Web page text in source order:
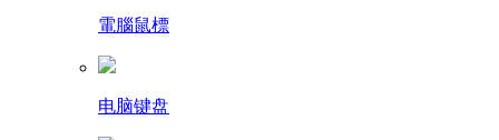
電腦鼠標
电脑键盘